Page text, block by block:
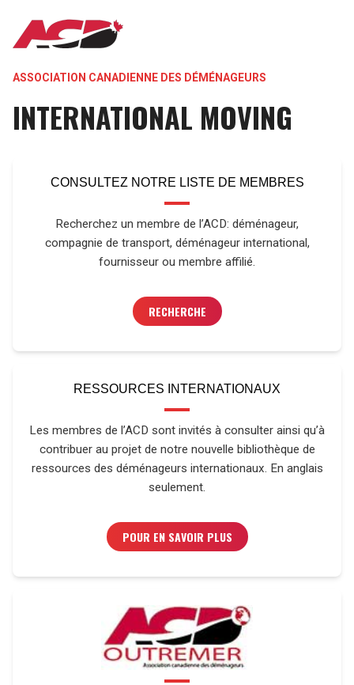
principal
NAVIGATION
ASSOCIATION CANADIENNE DES DÉMÉNAGEURS
INTERNATIONAL MOVING
CONSULTEZ NOTRE LISTE DE MEMBRES
Recherchez un membre de l’ACD: déménageur,
compagnie de transport, déménageur international,
fournisseur ou membre affilié.
RECHERCHE
RESSOURCES INTERNATIONAUX
Les membres de l’ACD sont invités à consulter ainsi qu’à
contribuer au projet de notre nouvelle bibliothèque de
ressources des déménageurs internationaux. En anglais
seulement.
POUR EN SAVOIR PLUS